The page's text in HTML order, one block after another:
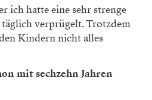
ich hatte eine sehr strenge
verprügelt. Trotzdem
Kindern nicht alles
mit sechzehn Jahren